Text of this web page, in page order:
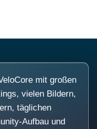
mit großen
vielen Bildern,
täglichen
Aufbau und